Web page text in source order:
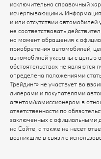
исключительно справочный
исчерпывающими.
и или отсутствии
не соответствовать
на момент обращения к
приобретения автомобилей,
автомобилей указаны с целью
обстоятельствах не являются
определена положениями
Трейдинг» не участвует во
дилерами и покупателями
агентом/комиссионером в
ответственности по
заключенных с официальными
на Сайте, а также не несет
возникшие в связи с